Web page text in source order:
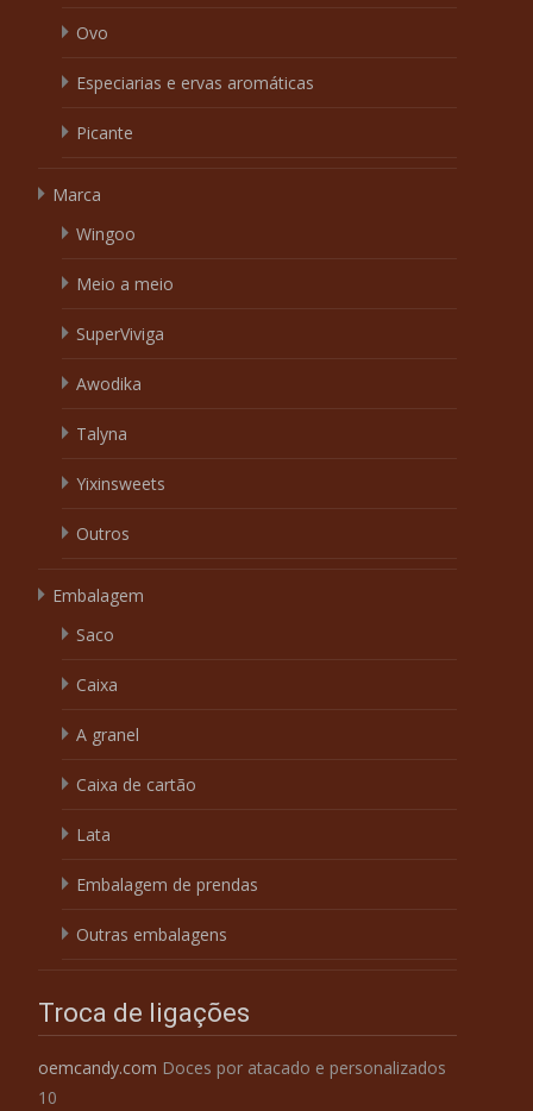
Ovo
Especiarias e ervas aromáticas
Picante
Marca
Wingoo
Meio a meio
SuperViviga
Awodika
Talyna
Yixinsweets
Outros
Embalagem
Saco
Caixa
A granel
Caixa de cartão
Lata
Embalagem de prendas
Outras embalagens
Troca de ligações
oemcandy.com Doces por atacado e personalizados
10